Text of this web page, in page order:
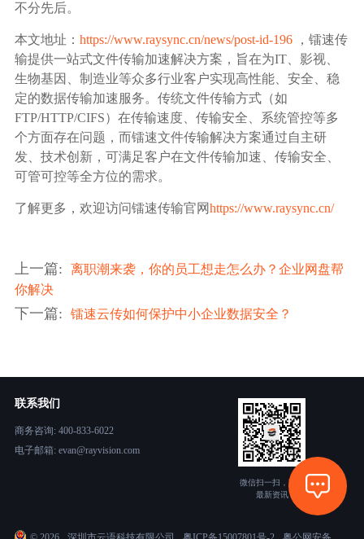
不分先后。
本文地址： https://www.raysync.cn/news/post-id-196，镭速传
输提供一站式文件传输加速解决方案，旨在为IT、影视、
生物基因、制造业等众多行业客户实现高性能、安全、稳
定的数据传输加速服务。传统文件传输方式（如
FTP/HTTP/CIFS）在传输速度、传输安全、系统管控等多
个方面存在问题，而镭速文件传输解决方案通过自主研
发、技术创新，可满足客户在文件传输加速、传输安全、
可管可控等全方位的需求。
了解更多，欢迎访问镭速传输官网https://www.raysync.cn/
上一篇:
离职潮来袭，你的员工想走怎么办？企业网盘帮
你解决
下一篇: 镭速云传如何保护中小企业数据安全？
联系我们
商务咨询: 400-833-6022
电子邮箱: evan@rayvision.com
微信扫一扫，获取
最新资讯